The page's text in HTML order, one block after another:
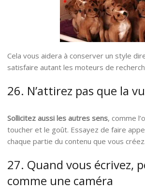
Cela vous aidera à conserver un style
satisfaire autant les moteurs de
26. N’attirez pas que la
Sollicitez aussi les autres sens, comme
toucher et le goût. Essayez de faire
chaque partie du contenu que vous créez.
27. Quand vous écrivez,
comme une caméra